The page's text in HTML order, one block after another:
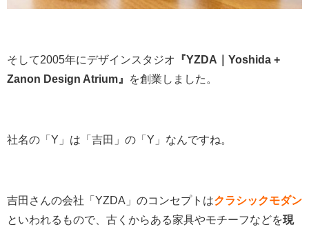
そして2005年にデザインスタジオ 『YZDA｜Yoshida +
Zanon Design Atrium』
を創業しました。
社名の「Y」は「吉田」の「Y」なんですね。
吉田さんの会社「YZDA」のコンセプトはクラシックモダン
といわれるもので、古くからある家具やモチーフなどを現